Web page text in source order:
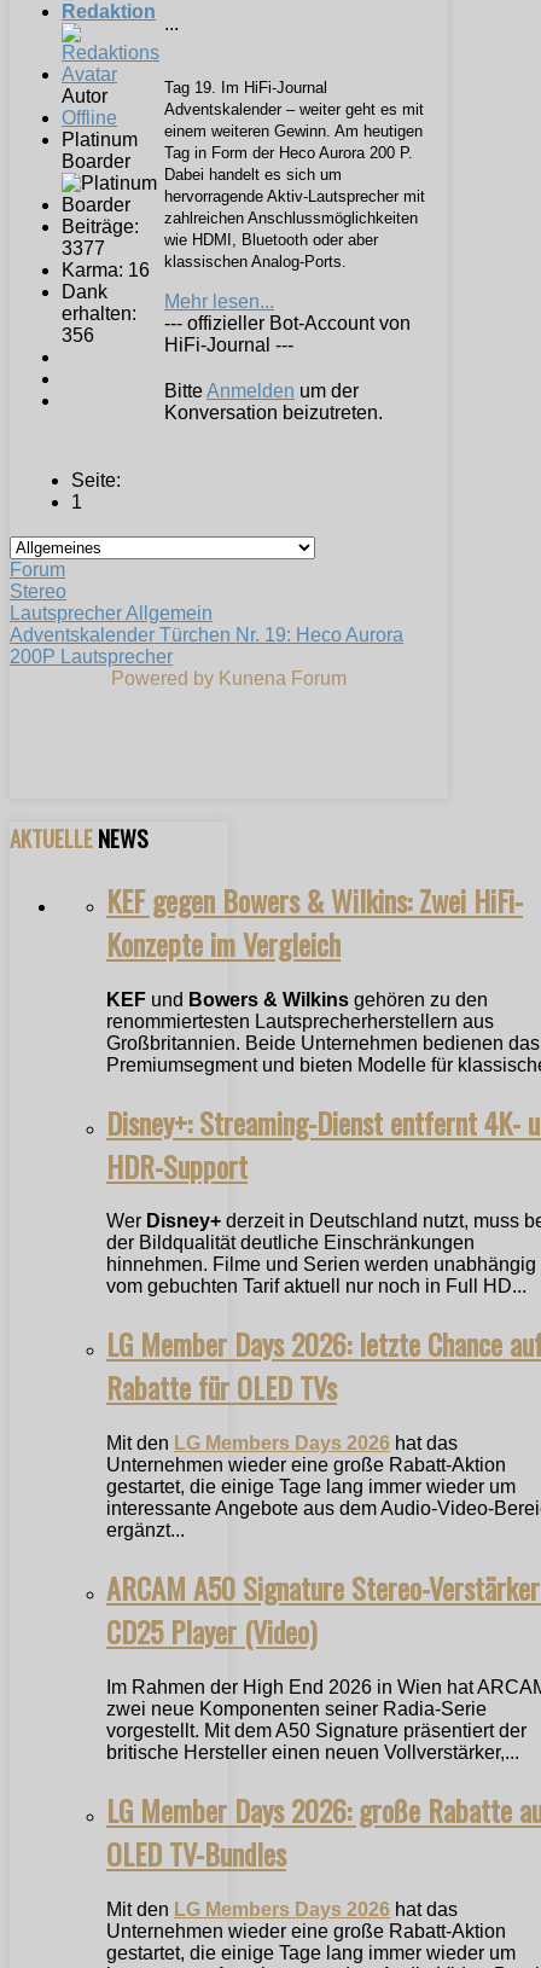
Redaktion
Autor
Offline
Platinum
Boarder
Beiträge:
3377
Karma: 16
Dank
erhalten:
356
...
Tag 19. Im HiFi-Journal
Adventskalender – weiter geht es mit
einem weiteren Gewinn. Am heutigen
Tag in Form der Heco Aurora 200 P.
Dabei handelt es sich um
hervorragende Aktiv-Lautsprecher mit
zahlreichen Anschlussmöglichkeiten
wie HDMI, Bluetooth oder aber
klassischen Analog-Ports.
Mehr lesen...
--- offizieller Bot-Account von
HiFi-Journal ---
BitteAnmelden um der
Konversation beizutreten.
Seite:
1
Forum
Stereo
Lautsprecher Allgemein
Adventskalender Türchen Nr. 19: Heco Aurora
200P Lautsprecher
Powered by Kunena Forum
AKTUELLENEWS
KEF gegen Bowers & Wilkins: Zwei HiFi-
Konzepte im Vergleich
KEF und Bowers & Wilkins gehören zu den
renommiertesten Lautsprecherherstellern aus
Großbritannien. Beide Unternehmen bedienen das
Premiumsegment und bieten Modelle für
Disney+: Streaming-Dienst entfernt 4K-
HDR-Support
Wer Disney+ derzeit in Deutschland nutzt, muss
der Bildqualität deutliche Einschränkungen
hinnehmen. Filme und Serien werden unabhängig
vom gebuchten Tarif aktuell nur noch in Full HD...
LG Member Days 2026: letzte Chance
Rabatte für OLED TVs
Mit den LG Members Days 2026 hat das
Unternehmen wieder eine große Rabatt-Aktion
gestartet, die einige Tage lang immer wieder um
interessante Angebote aus dem Audio-Video-
ergänzt...
ARCAM A50 Signature Stereo-
CD25 Player (Video)
Im Rahmen der High End 2026 in Wien hat
zwei neue Komponenten seiner Radia-Serie
vorgestellt. Mit dem A50 Signature präsentiert der
britische Hersteller einen neuen Vollverstärker,...
LG Member Days 2026: große Rabatte
OLED TV-Bundles
Mit den LG Members Days 2026 hat das
Unternehmen wieder eine große Rabatt-Aktion
gestartet, die einige Tage lang immer wieder um